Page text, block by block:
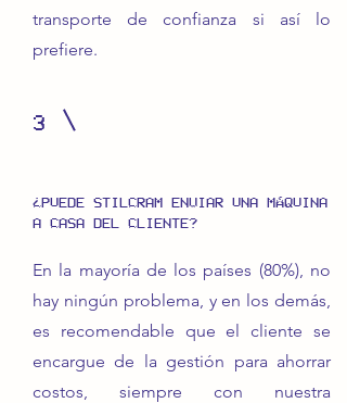
transporte de confianza si así lo
prefiere.
3
¿PUEDE STILCRAM ENVIAR UNA MÁQUINA
A CASA DEL CLIENTE?
En la mayoría de los países (80%), no
hay ningún problema, y en los demás,
es recomendable que el cliente se
encargue de la gestión para ahorrar
costos, siempre con nuestra